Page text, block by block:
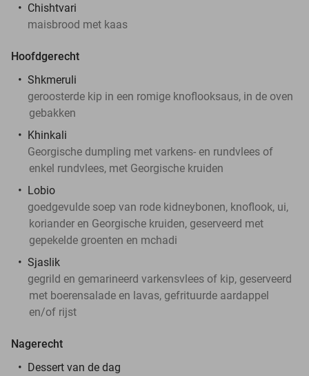
Chishtvari
maisbrood met kaas
Hoofdgerecht
Shkmeruli
geroosterde kip in een romige knoflooksaus, in de oven
gebakken
Khinkali
Georgische dumpling met varkens- en rundvlees of
enkel rundvlees, met Georgische kruiden
Lobio
goedgevulde soep van rode kidneybonen, knoflook, ui,
koriander en Georgische kruiden, geserveerd met
gepekelde groenten en mchadi
Sjaslik
gegrild en gemarineerd varkensvlees of kip, geserveerd
met boerensalade en lavas, gefrituurde aardappel
en/of rijst
Nagerecht
Dessert van de dag